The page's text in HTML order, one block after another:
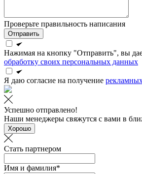
Проверьте правильность написания
Отправить
Нажимая на кнопку "Отправить", вы
обработку своих персональных данных
Я даю согласие на получение
Успешно отправлено!
Наши менеджеры свяжутся с вами в
Хорошо
Стать партнером
Имя и фамилия*